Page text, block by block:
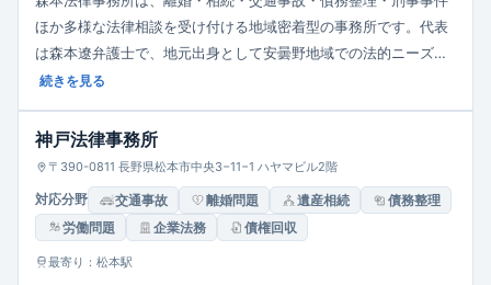
ほか多様な法律相談を受け付ける地域密着型の事務所です。代表
は森本遼弁護士で、地元出身として安曇野地域での法的ニーズに
応えたいという姿勢を掲げています。所在地は安曇野市豊科、JR
続きを見る
神戸法律事務所
〒390-0811 長野県松本市中央3−11−1 ハヤマビル2階
対応分野 交通事故 離婚問題 遺産相続
債務整理
労働問題
企業法務 債権回収
最寄り：松本駅